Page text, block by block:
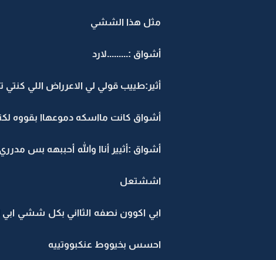
مثل هذا الششي
أشواق :.........لارد
أثير:طييب قولي لي الاعرراض اللي
أشواق كانت مااسكه دموعهاا بقووه
أشواق :أثيير أناا والله أحببهه بس
اششتعل
ابي اكوون نصفه الثااني بكل ششي
احسس بخيووط عنكبووتييه